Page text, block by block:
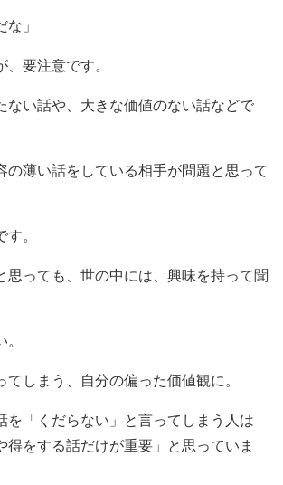
な」
要注意です。
ない話や、大きな価値のない話などで
の薄い話をしている相手が問題と思って
。
思っても、世の中には、興味を持って聞
てしまう、自分の偏った価値観に。
を「くだらない」と言ってしまう人は
得をする話だけが重要」と思っていま